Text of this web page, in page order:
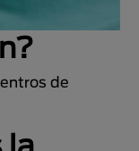
de